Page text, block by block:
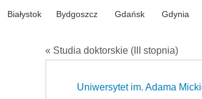
Białystok Bydgoszcz Gdańsk Gdynia
« Studia doktorskie (III stopnia)
Uniwersytet im. Adama